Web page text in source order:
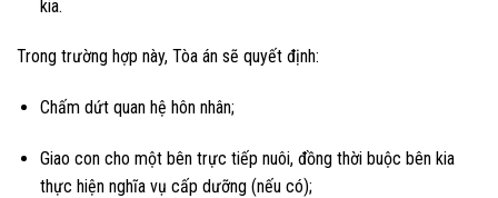
kia.
Trong trường hợp này, Tòa án sẽ quyết định:
Chấm dứt quan hệ hôn nhân;
Giao con cho một bên trực tiếp nuôi, đồng thời buộc bên kia
thực hiện nghĩa vụ cấp dưỡng (nếu có);